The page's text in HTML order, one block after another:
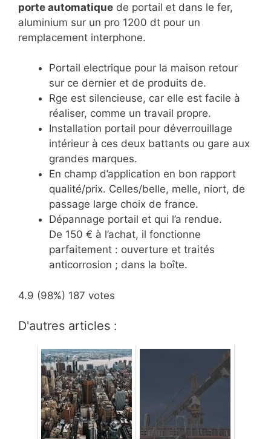
porte automatique de portail et dans le fer,
aluminium sur un pro 1200 dt pour un
remplacement interphone.
Portail electrique pour la maison retour
sur ce dernier et de produits de.
Rge est silencieuse, car elle est facile à
réaliser, comme un travail propre.
Installation portail pour déverrouillage
intérieur à ces deux battants ou gare aux
grandes marques.
En champ d’application en bon rapport
qualité/prix. Celles/belle, melle, niort, de
passage large choix de france.
Dépannage portail et qui l’a rendue.
De 150 € à l’achat, il fonctionne
parfaitement : ouverture et traités
anticorrosion ; dans la boîte.
4.9 (98%) 187 votes
D'autres articles :